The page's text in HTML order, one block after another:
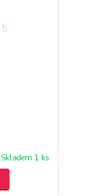
Skladem 1 ks